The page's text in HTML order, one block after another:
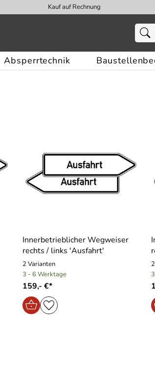
Kauf auf Rechnung
Absperrtechnik
Innerbetrieblicher Wegweiser
rechts / links ′Ausfahrt′
2 Varianten
3 - 6 Werktage
159,- €*